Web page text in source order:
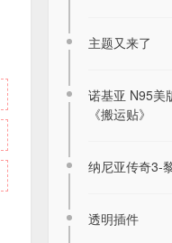
主题又来了
诺基亚 N95美
《搬运贴》
纳尼亚传奇3-
透明插件
2026-08-06
诺基亚桌面-在
的体验
件)